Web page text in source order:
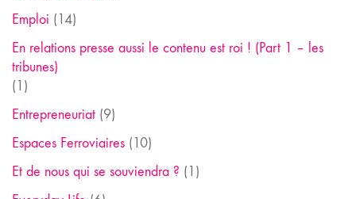
Emploi (14)
En relations presse aussi le contenu est roi ! (Part 1 – les
tribunes)
(1)
Entrepreneuriat (9)
Espaces Ferroviaires (10)
Et de nous qui se souviendra ? (1)